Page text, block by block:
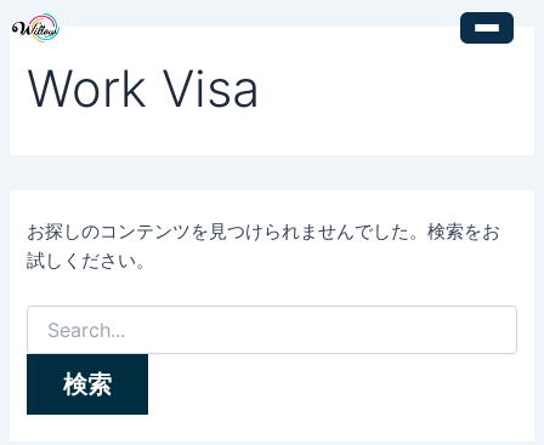
Work Visa
お探しのコンテンツを見つけられませんでした。検索をお
試しください。
検
索
象: